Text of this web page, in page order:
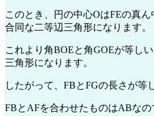
このとき、円の中心OはFEの真
合同な二等辺三角形になります。
これより角BOEと角GOEが等し
三角形になります。
したがって、FBとFGの長さが等
FBとAFを合わせたものはABなの